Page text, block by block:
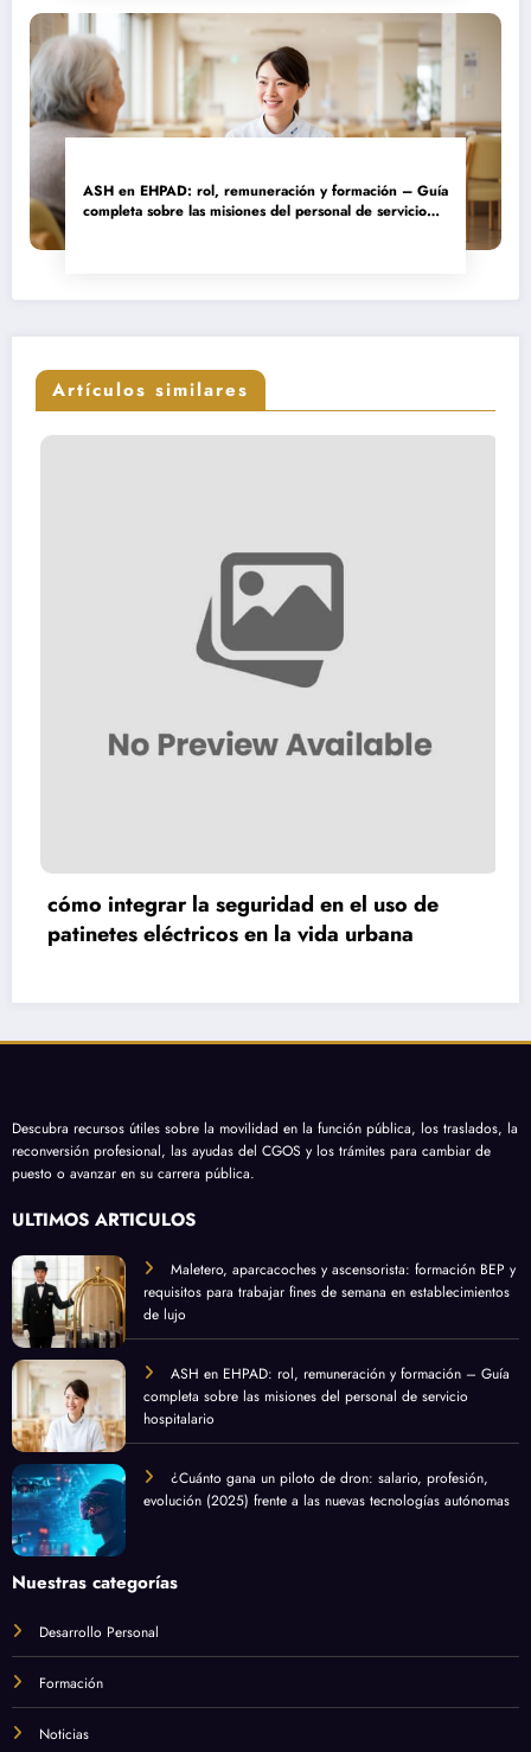
ASH en EHPAD: rol, remuneración y formación – Guía
completa sobre las misiones del personal de servicio
Artículos similares
cómo transformar un balcón con cultivo de
hiedra y estilo vintage
Descubra recursos útiles sobre la movilidad en la función pública, los traslados, la
reconversión profesional, las ayudas del CGOS y los trámites para cambiar de
puesto o avanzar en su carrera pública.
ÚLTIMOS ARTÍCULOS
Maletero, aparcacoches y ascensorista: formación BEP y
requisitos para trabajar fines de semana en establecimientos
de lujo
ASH en EHPAD: rol, remuneración y formación – Guía
completa sobre las misiones del personal de servicio
hospitalario
¿Cuánto gana un piloto de dron: salario, profesión,
evolución (2025) frente a las nuevas tecnologías autónomas
Nuestras categorías
Desarrollo Personal
Formación
Noticias